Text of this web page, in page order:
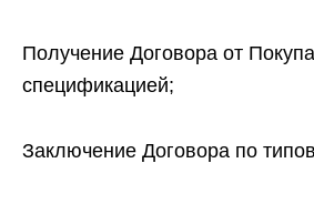
Получение Договора от
спецификацией;
Заключение Договора по